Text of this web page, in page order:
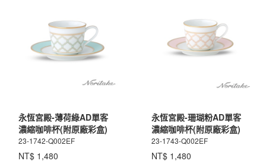
永恆宮殿-薄荷綠AD單客
濃縮咖啡杯(附原廠彩盒)
23-1742-Q002EF
NT$ 1,480
永恆宮殿-珊瑚粉AD單客
濃縮咖啡杯(附原廠彩盒)
23-1743-Q002EF
NT$ 1,480